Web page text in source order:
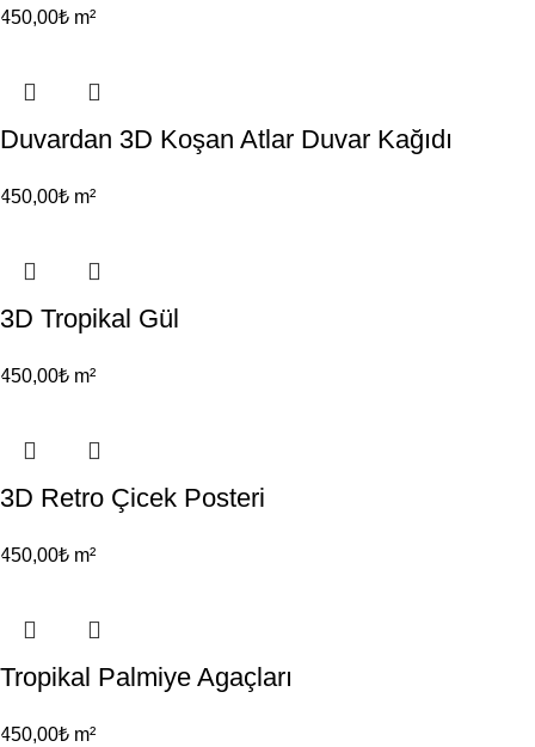
450,00₺ m²
Duvardan 3D Koşan Atlar Duvar Kağıdı
450,00₺ m²
3D Tropikal Gül
450,00₺ m²
3D Retro Çicek Posteri
450,00₺ m²
Tropikal Palmiye Agaçları
450,00₺ m²